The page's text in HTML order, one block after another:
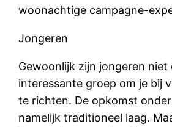
woonachtige campagne-
Jongeren
Gewoonlijk zijn jongeren niet
interessante groep om je bij
te richten. De opkomst
namelijk traditioneel laag.